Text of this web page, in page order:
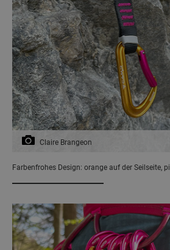
Claire Brangeon
Farbenfrohes Design: orange auf der Seilseite,